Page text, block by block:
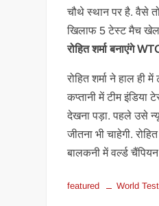
चौथे स्थान पर है. वैसे
खिलाफ 5 टेस्ट मैच
रोहित शर्मा बनाएंगे
रोहित शर्मा ने हाल ही
कप्तानी में टीम इंडिया
देखना पड़ा. पहले उसे
जीतना भी चाहेगी.
बालकनी में वर्ल्ड
featured World